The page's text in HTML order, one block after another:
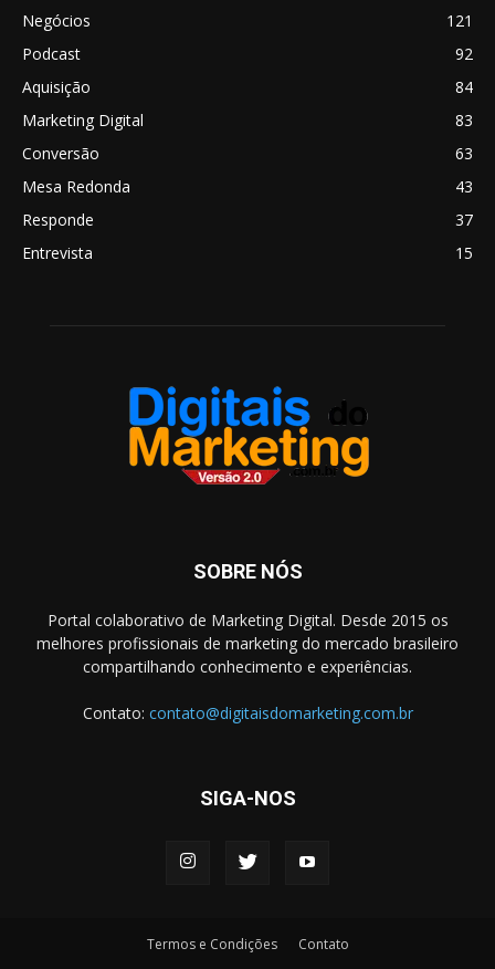
Negócios
121
Podcast
92
Aquisição
84
Marketing Digital
83
Conversão
63
Mesa Redonda
43
Responde
37
Entrevista
15
SOBRE NÓS
Portal colaborativo de Marketing Digital. Desde 2015 os
melhores profissionais de marketing do mercado brasileiro
compartilhando conhecimento e experiências.
Contato: contato@digitaisdomarketing.com.br
SIGA-NOS
Termos e Condições Contato